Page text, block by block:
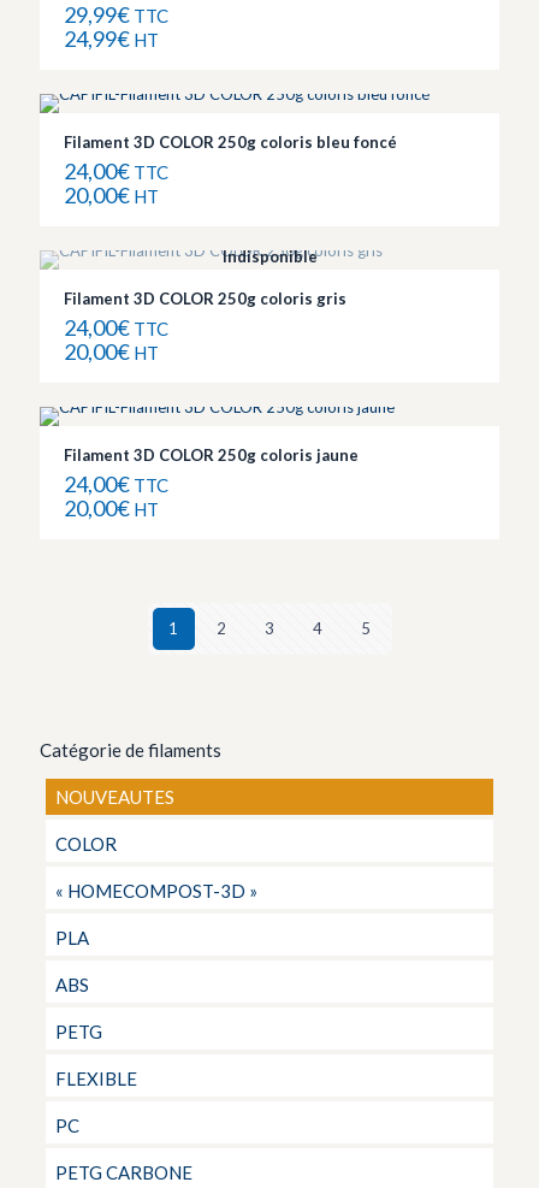
29,99€ TTC
24,99€ HT
Filament 3D COLOR 250g coloris bleu foncé
24,00€ TTC
20,00€ HT
Indisponible
Filament 3D COLOR 250g coloris gris
24,00€ TTC
20,00€ HT
Filament 3D COLOR 250g coloris jaune
24,00€ TTC
20,00€ HT
1 2 3 4 5
Catégorie de filaments
NOUVEAUTES
COLOR
« HOMECOMPOST-3D »
PLA
ABS
PETG
FLEXIBLE
PC
PETG CARBONE